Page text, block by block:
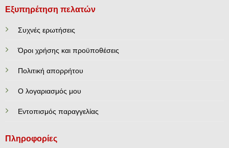
Εξυπηρέτηση πελατών
Συχνές ερωτήσεις
Όροι χρήσης και προϋποθέσεις
Πολιτική απορρήτου
Ο λογαριασμός μου
Εντοπισμός παραγγελίας
Πληροφορίες